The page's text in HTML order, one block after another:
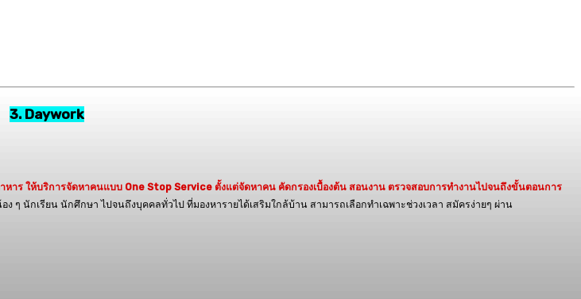
3. Daywork
าร ให้บริการจัดหาคนแบบ One Stop Service ตั้งแต่จัดหาคน คัดกรองเบื้องต้น สอนงาน ตรวจสอบการทำงานไปจนถึงขั้นตอนการ
ๆ นักเรียน นักศึกษา ไปจนถึงบุคคลทั่วไป ที่มองหารายได้เสริมใกล้บ้าน สามารถเลือกทำเฉพาะช่วงเวลา สมัครง่ายๆ ผ่าน